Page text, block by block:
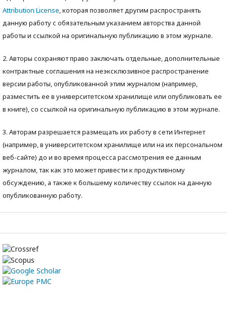
Attribution License, которая позволяет другим распространять
данную работу с обязательным указанием авторства данной
работы и ссылкой на оригинальную публикацию в этом журнале.
2. Авторы сохраняют право заключать отдельные, дополнительные
контрактные соглашения на неэксклюзивное распространение
версии работы, опубликованной этим журналом (например,
разместить ее в университетском хранилище или опубликовать ее
в книге), со ссылкой на оригинальную публикацию в этом журнале.
3. Авторам разрешается размещать их работу в сети Интернет
(например, в университетском хранилище или на их персональном
веб-сайте) до и во время процесса рассмотрения ее данным
журналом, так как это может привести к продуктивному
обсуждению, а также к большему количеству ссылок на данную
опубликованную работу.